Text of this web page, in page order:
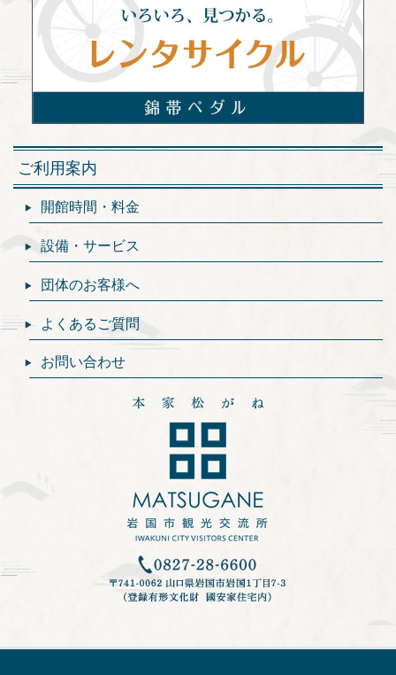
ご利用案内
開館時間・料金
設備・サービス
団体のお客様へ
よくあるご質問
お問い合わせ